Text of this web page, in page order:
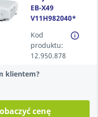
EB-X49
V11H982040*
Kod
produktu:
12.950.878
klientem?
cenę